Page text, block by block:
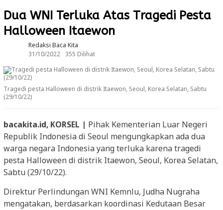
Dua WNI Terluka Atas Tragedi Pesta
Halloween Itaewon
Redaksi Baca Kita
31/10/2022
355 Dilihat
Tragedi pesta Halloween di distrik Itaewon, Seoul, Korea Selatan, Sabtu
(29/10/22)
bacakita.id, KORSEL | Pihak Kementerian Luar Negeri
Republik Indonesia di Seoul mengungkapkan ada dua
warga negara Indonesia yang terluka karena tragedi
pesta Halloween di distrik Itaewon, Seoul, Korea Selatan,
Sabtu (29/10/22).
Direktur Perlindungan WNI Kemnlu, Judha Nugraha
mengatakan, berdasarkan koordinasi Kedutaan Besar